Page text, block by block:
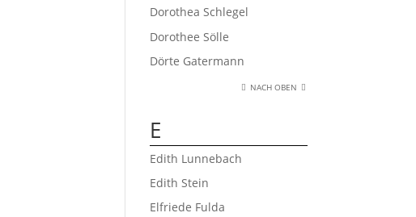
Dorothea Schlegel
Dorothee Sölle
Dörte Gatermann
NACH OBEN
E
Edith Lunnebach
Edith Stein
Elfriede Fulda